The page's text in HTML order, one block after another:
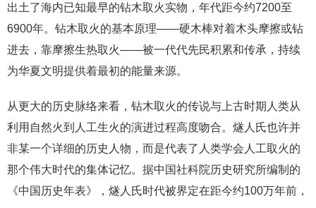
出土了海内已知最早的钻木取火实物，年代距今约7200至
6900年。钻木取火的基本原理——硬木棒对着木头摩擦或钻
进去，靠摩擦生热取火——被一代代先民积累和传承，持续
为华夏文明提供着最初的能量来源。
从更大的历史脉络来看，钻木取火的传说与上古时期人类从
利用自然火到人工生火的演进过程高度吻合。燧人氏也许并
非某一个详细的历史人物，而是代表了人类学会人工取火的
那个伟大时代的集体记忆。据中国社科院历史研究所编制的
《中国历史年表》，燧人氏时代被界定在距今约100万年前，